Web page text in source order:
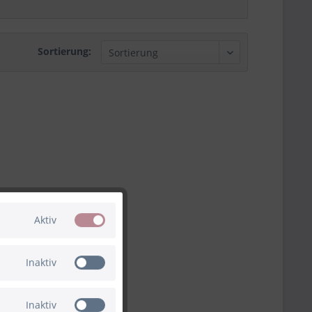
Sortierung:
Aktiv
Inaktiv
Inaktiv